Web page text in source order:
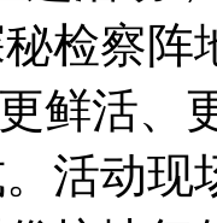
检察
鲜活、
活动现